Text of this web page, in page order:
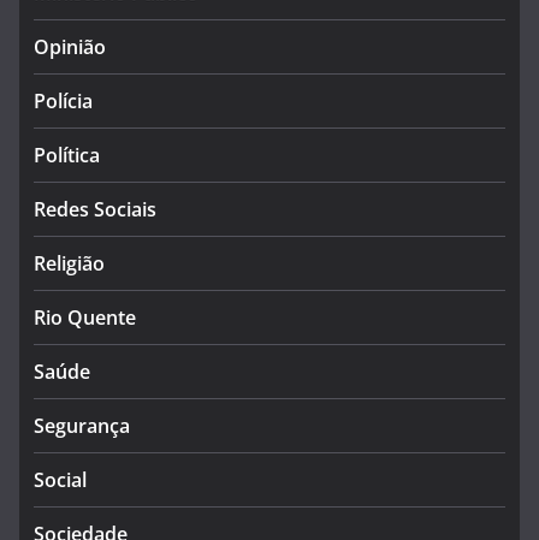
Opinião
Polícia
Política
Redes Sociais
Religião
Rio Quente
Saúde
Segurança
Social
Sociedade